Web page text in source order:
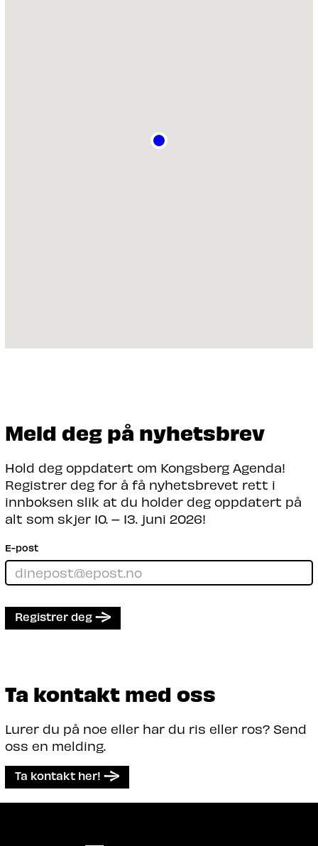
Meld deg på nyhetsbrev
Hold deg oppdatert om Kongsberg Agenda!
Registrer deg for å få nyhetsbrevet rett i
innboksen slik at du holder deg oppdatert på
alt som skjer 10. – 13. juni 2026!
E-post
Registrer deg
Ta kontakt med oss
Lurer du på noe eller har du ris eller ros? Send
oss en melding.
Ta kontakt her!